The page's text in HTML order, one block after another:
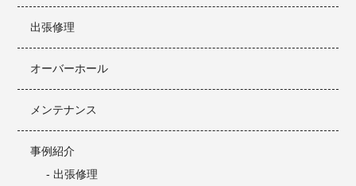
出張修理
オーバーホール
メンテナンス
事例紹介
- 出張修理